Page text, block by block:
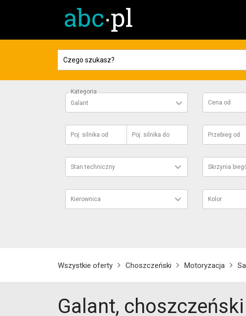
Kategoria
Galant
Cena od
Poj. silnika od Poj. silnika do Przebieg od
Stan techniczny Skrzynia
Kierownica Kolor
Wszystkie oferty Choszczeński Motoryzacja
Galant, choszczeński